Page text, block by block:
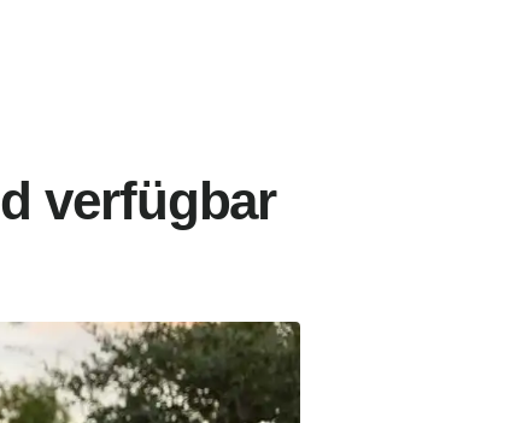
verfügbar